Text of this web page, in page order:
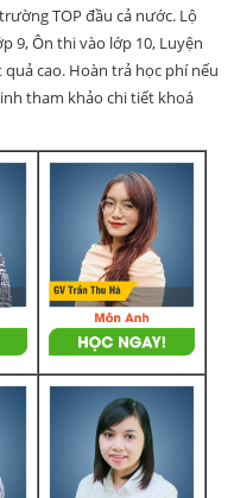
TOP đầu cả nước. Lộ
9, Ôn thi vào lớp 10, Luyện
cao. Hoàn trả học phí nếu
tham khảo chi tiết khoá